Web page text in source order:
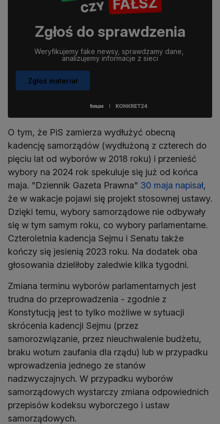
Zgłoś do sprawdzenia
Weryfikujemy fake newsy, sprawdzamy dane,
analizujemy informacje z sieci
Zgłoś materiał
O tym, że PiS zamierza wydłużyć obecną
kadencję samorządów (wydłużoną z czterech do
pięciu lat od wyborów w 2018 roku) i przenieść
wybory na 2024 rok spekuluje się już od końca
maja. "Dziennik Gazeta Prawna" 30 maja napisał,
że w wakacje pojawi się projekt stosownej ustawy.
Dzięki temu, wybory samorządowe nie odbywały
się w tym samym roku, co wybory parlamentarne.
Czteroletnia kadencja Sejmu i Senatu także
kończy się jesienią 2023 roku. Na dodatek oba
głosowania dzieliłoby zaledwie kilka tygodni.
Zmiana terminu wyborów parlamentarnych jest
trudna do przeprowadzenia - zgodnie z
Konstytucją jest to tylko możliwe w sytuacji
skrócenia kadencji Sejmu (przez
samorozwiązanie, przez nieuchwalenie budżetu,
braku wotum zaufania dla rządu) lub w przypadku
wprowadzenia jednego ze stanów
nadzwyczajnych. W przypadku wyborów
samorządowych wystarczy zmiana odpowiednich
przepisów kodeksu wyborczego i ustaw
samorządowych.